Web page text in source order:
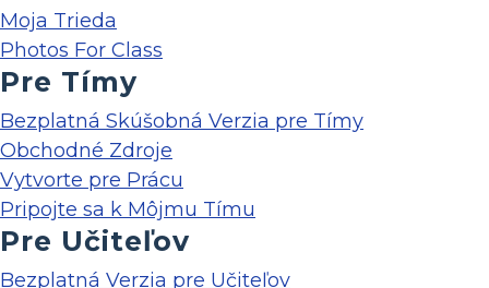
Moja Trieda
Photos For Class
Pre Tímy
Bezplatná Skúšobná Verzia pre Tímy
Obchodné Zdroje
Vytvorte pre Prácu
Pripojte sa k Môjmu Tímu
Pre Učiteľov
Bezplatná Verzia pre Učiteľov